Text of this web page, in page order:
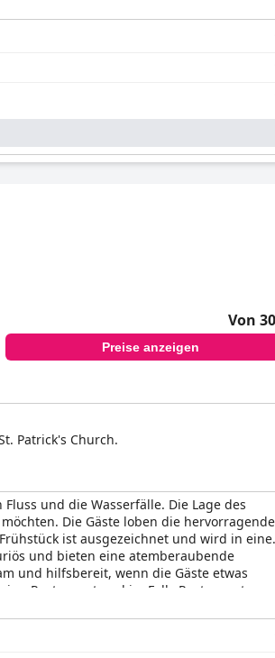
Von
Preise anzeigen
Patrick's Church.
und die Wasserfälle. Die Lage des
Die Gäste loben die hervorragende
ist ausgezeichnet und wird in
und bieten eine atemberaubende
und hilfsbereit, wenn die Gäste etwas
Restaurant und im Falls Restaurant